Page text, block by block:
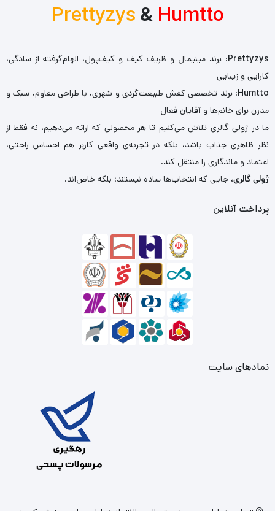
Prettyzys& Humtto
Prettyzys: برند مینیمال و ظریف کیف و کیف‌پول، الهام‌گرفته از سادگی،
کارایی و زیبایی
Humtto: برند تخصصی کفش طبیعت‌گردی و شهری، با طراحی مقاوم، سبک و
مدرن برای خانم‌ها و آقایان فعال
ما در ژولی گالری تلاش می‌کنیم تا هر محصولی که ارائه می‌دهیم، نه فقط از
نظر ظاهری جذاب باشد، بلکه در تجربه‌ی واقعی کاربر هم احساس راحتی،
اعتماد و ماندگاری را منتقل کند.
ژولی گالری، جایی که انتخاب‌ها ساده نیستند؛ بلکه خاص‌اند.
پرداخت آنلاین
نمادهای سایت